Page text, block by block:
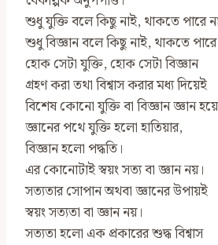
শুধু যুক্তি বলে কিছু নাই, থাকতে পারে
শুধু বিজ্ঞান বলে কিছু নাই, থাকতে পারে
হোক সেটা যুক্তি, হোক সেটা বিজ্ঞান
গ্রহণ করা তথা বিশ্বাস করার মধ‍্য দিয়েই
বিশেষ কোনো যুক্তি বা বিজ্ঞান জ্ঞান
জ্ঞানের পথে যুক্তি হলো হাতিয়ার,
বিজ্ঞান হলো পদ্ধতি।
এর কোনোটাই স্বয়ং সত্য বা জ্ঞান নয়।
সত্যতার সোপান অথবা জ্ঞানের উপায়ই
স্বয়ং সত্যতা বা জ্ঞান নয়।
সত্যতা হলো এক প্রকারের শুদ্ধ বিশ্বাস